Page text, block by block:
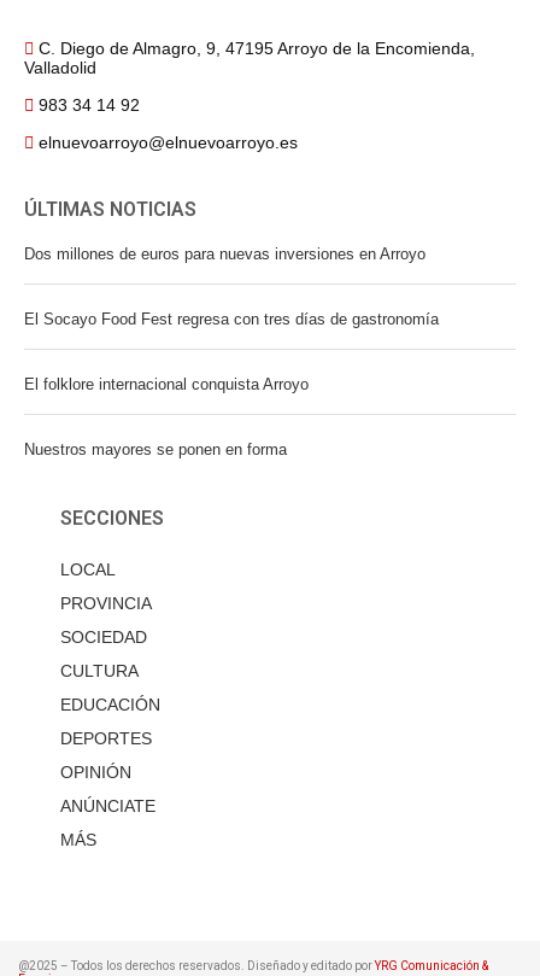
C. Diego de Almagro, 9, 47195 Arroyo de la Encomienda,
Valladolid
983 34 14 92
elnuevoarroyo@elnuevoarroyo.es
ÚLTIMAS NOTICIAS
Dos millones de euros para nuevas inversiones en Arroyo
El Socayo Food Fest regresa con tres días de gastronomía
El folklore internacional conquista Arroyo
Nuestros mayores se ponen en forma
SECCIONES
LOCAL
PROVINCIA
SOCIEDAD
CULTURA
EDUCACIÓN
DEPORTES
OPINIÓN
ANÚNCIATE
MÁS
@2025 – Todos los derechos reservados. Diseñado y editado porYRG Comunicación &